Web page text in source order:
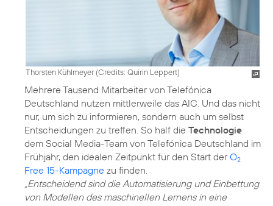
Thorsten Kühlmeyer (Credits: Quirin Leppert)
Mehrere Tausend Mitarbeiter von Telefónica
Deutschland nutzen mittlerweile das AIC. Und das nicht
nur, um sich zu informieren, sondern auch um selbst
Entscheidungen zu treffen. So half die Technologie
dem Social Media-Team von Telefónica Deutschland im
Frühjahr, den idealen Zeitpunkt für den Start derO2
Free 15-Kampagne
„Entscheidend sind die Automatisierung und Einbettung
von Modellen des maschinellen Lernens in eine